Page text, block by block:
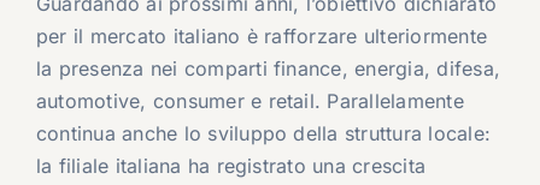
per il mercato italiano è rafforzare ulteriormente
la presenza nei comparti finance, energia, difesa,
automotive, consumer e retail. Parallelamente
continua anche lo sviluppo della struttura locale:
la filiale italiana ha registrato una crescita